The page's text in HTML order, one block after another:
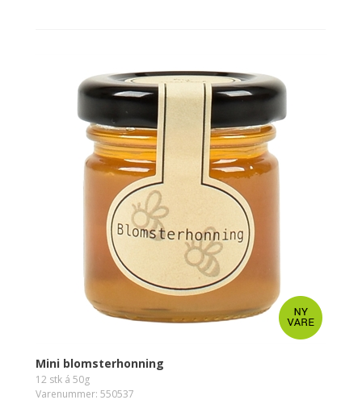
Mini blomsterhonning
12 stk á 50g
Varenummer: 550537